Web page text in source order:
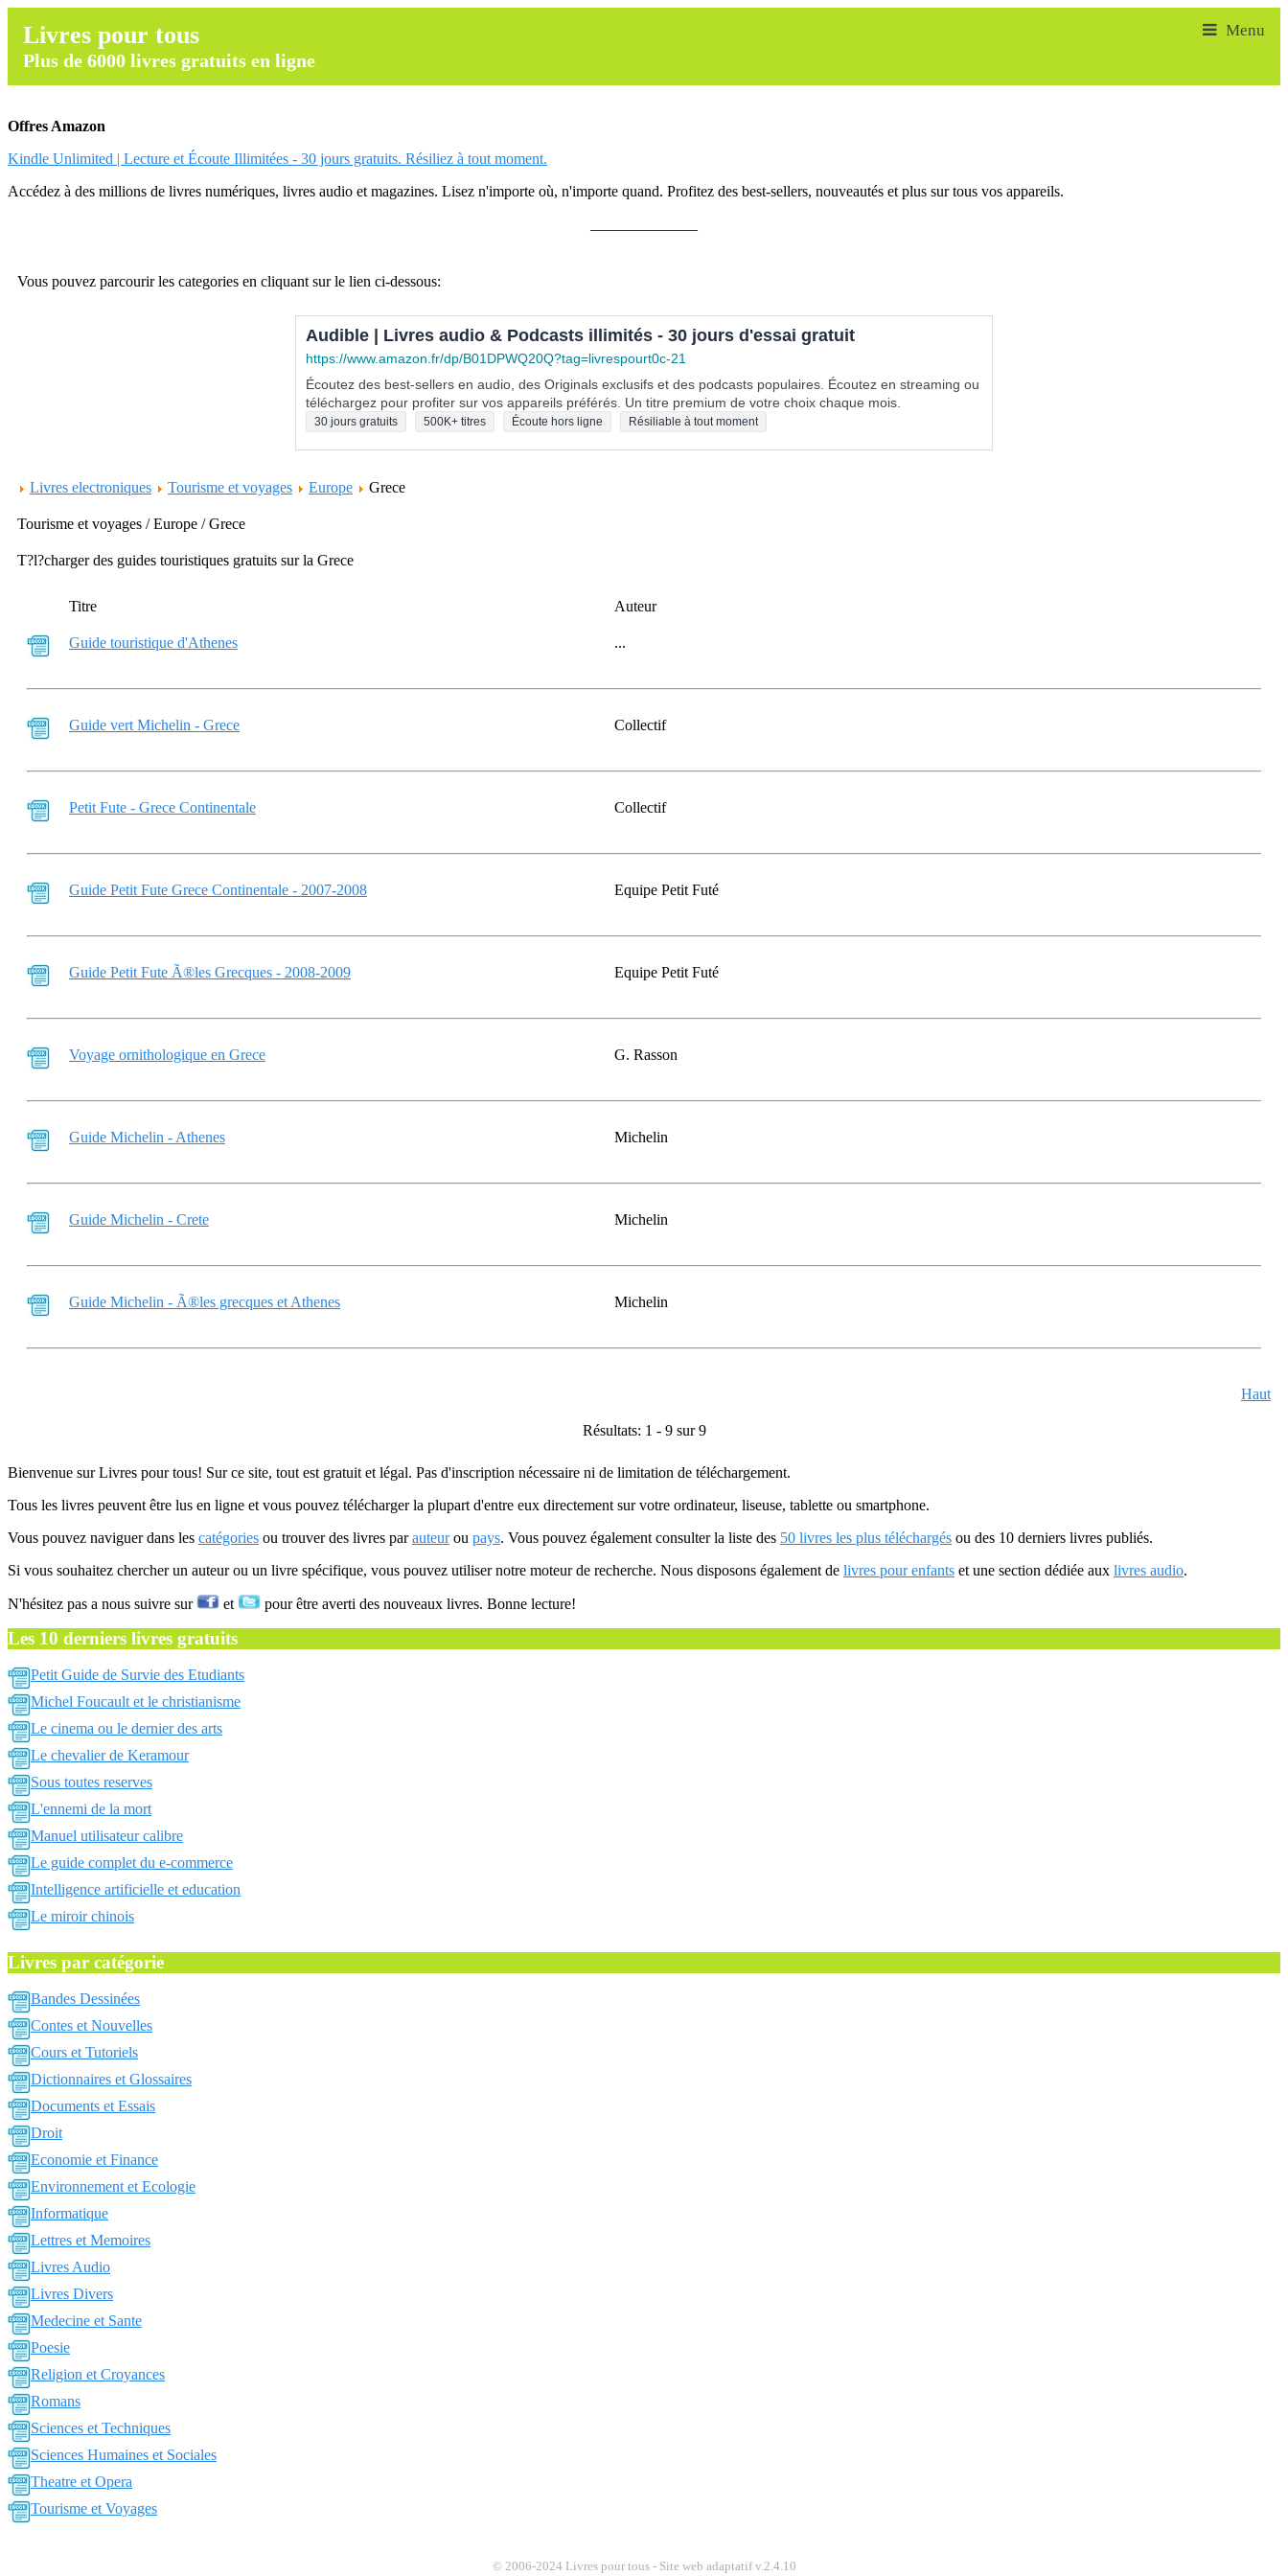
Livres pour tous
Plus de 6000 livres gratuits en ligne
Offres Amazon
Kindle Unlimited | Lecture et Écoute Illimitées - 30 jours gratuits. Résiliez à tout moment.
Accédez à des millions de livres numériques, livres audio et magazines. Lisez n'importe où, n'importe quand. Profitez des best-sellers, nouveautés et plus sur tous vos appareils.
Vous pouvez parcourir les categories en cliquant sur le lien ci-dessous:
Audible | Livres audio & Podcasts illimités - 30 jours d'essai gratuit
https://www.amazon.fr/dp/B01DPWQ20Q?tag=livrespourt0c-21
Écoutez des best-sellers en audio, des Originals exclusifs et des podcasts populaires. Écoutez en streaming ou
téléchargez pour profiter sur vos appareils préférés. Un titre premium de votre choix chaque mois.
30 jours gratuits 500K+ titres Écoute hors ligne Résiliable à tout moment
Livres electroniques Tourisme et voyages Europe Grece
Tourisme et voyages / Europe / Grece
T?l?charger des guides touristiques gratuits sur la Grece
Titre Auteur
Guide touristique d'Athenes ...
Guide vert Michelin - Grece Collectif
Petit Fute - Grece Continentale Collectif
Guide Petit Fute Grece Continentale - 2007-2008 Equipe Petit Futé
Guide Petit Fute Ã®les Grecques - 2008-2009 Equipe Petit Futé
Voyage ornithologique en Grece G. Rasson
Guide Michelin - Athenes Michelin
Guide Michelin - Crete Michelin
Guide Michelin - Ã®les grecques et Athenes Michelin
Haut
Résultats: 1 - 9 sur 9
Bienvenue sur Livres pour tous! Sur ce site, tout est gratuit et légal. Pas d'inscription nécessaire ni de limitation de téléchargement.
Tous les livres peuvent être lus en ligne et vous pouvez télécharger la plupart d'entre eux directement sur votre ordinateur, liseuse, tablette ou smartphone.
Vous pouvez naviguer dans les catégories ou trouver des livres parauteurou pays. Vous pouvez également consulter la liste des 50 livres les plus téléchargés ou des 10 derniers livres publiés.
Si vous souhaitez chercher un auteur ou un livre spécifique, vous pouvez utiliser notre moteur de recherche. Nous disposons également de livres pour enfants et une section dédiée aux livres audio.
N'hésitez pas a nous suivre sur et pour être averti des nouveaux livres. Bonne lecture!
Les 10 derniers livres gratuits
Petit Guide de Survie des Etudiants
Michel Foucault et le christianisme
Le cinema ou le dernier des arts
Le chevalier de Keramour
Sous toutes reserves
L'ennemi de la mort
Manuel utilisateur calibre
Le guide complet du e-commerce
Intelligence artificielle et education
Le miroir chinois
Livres par catégorie
Bandes Dessinées
Contes et Nouvelles
Cours et Tutoriels
Dictionnaires et Glossaires
Documents et Essais
Droit
Economie et Finance
Environnement et Ecologie
Informatique
Lettres et Memoires
Livres Audio
Livres Divers
Medecine et Sante
Poesie
Religion et Croyances
Romans
Sciences et Techniques
Sciences Humaines et Sociales
Theatre et Opera
Tourisme et Voyages
© 2006-2024 Livres pour tous - Site web adaptatif v.2.4.10